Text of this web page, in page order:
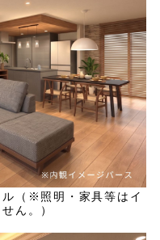
（※照明・家具等はイ
ん。）